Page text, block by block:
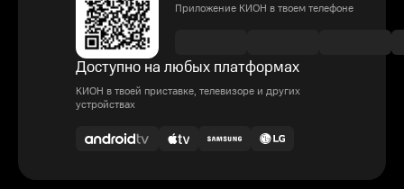
Приложение КИОН в твоем телефоне
Доступно на любых платформах
КИОН в твоей приставке, телевизоре и других
устройствах